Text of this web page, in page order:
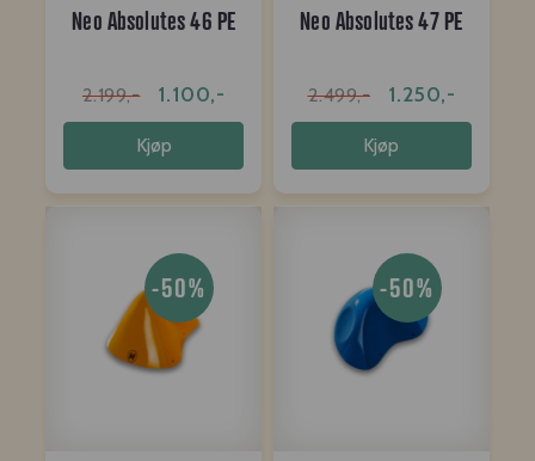
Neo Absolutes 46 PE
2.199,- 1.100,-
Kjøp
Neo Absolutes 47 PE
2.499,- 1.250,-
Kjøp
-50% -50%